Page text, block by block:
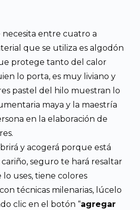
necesita entre cuatro a
que se utiliza es algodón
protege tanto del calor
lo porta, es muy liviano y
pastel del hilo muestran lo
maya y la maestría
en la elaboración de
y acogerá porque está
seguro te hará resaltar
uses, tiene colores
técnicas milenarias, lúcelo
clic en el botón “agregar